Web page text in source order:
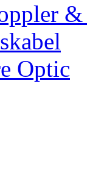
&
Optic